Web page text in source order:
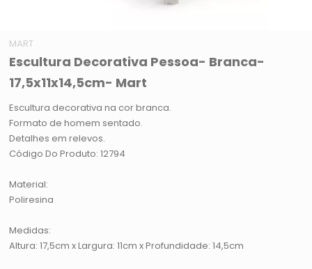
MART
Escultura Decorativa Pessoa- Branca-
17,5x11x14,5cm- Mart
Escultura decorativa na cor branca.
Formato de homem sentado.
Detalhes em relevos.
Código Do Produto: 12794
Material:
Poliresina
Medidas:
Altura: 17,5cm x Largura: 11cm x Profundidade: 14,5cm